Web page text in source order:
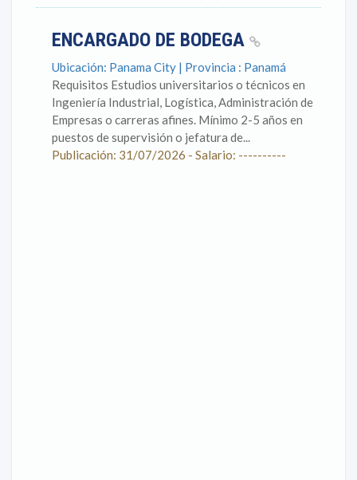
ENCARGADO DE BODEGA
Ubicación: Panama City | Provincia : Panamá
Requisitos Estudios universitarios o técnicos en
Ingeniería Industrial, Logística, Administración de
Empresas o carreras afines. Mínimo 2-5 años en
puestos de supervisión o jefatura de...
Publicación: 31/07/2026 - Salario: ----------